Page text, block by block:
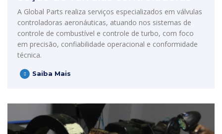
A Global Parts realiza serviços especializados em válvulas
controladoras aeronáuticas, atuando nos sistemas de
controle de combustível e controle de turbo, com foco
em precisão, confiabilidade operacional e conformidade
técnica.
Saiba Mais